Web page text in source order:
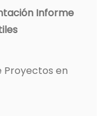
Informe
Proyectos en